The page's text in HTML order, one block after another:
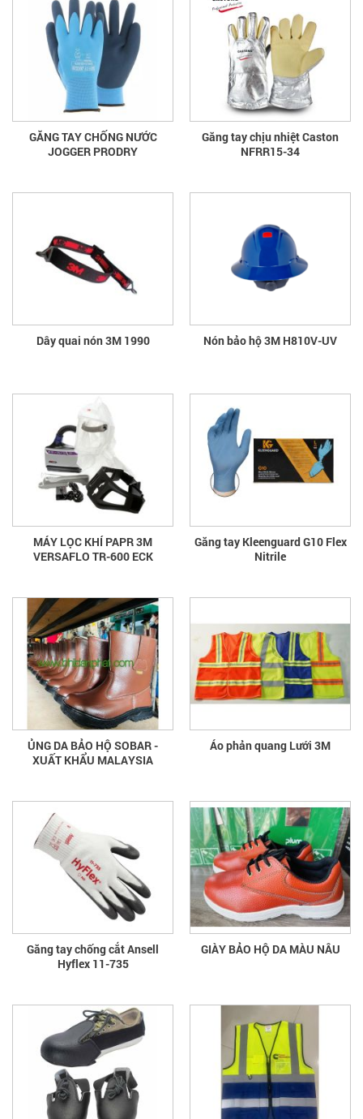
GĂNG TAY CHỐNG NƯỚC
JOGGER PRODRY
Găng tay chịu nhiệt Caston
NFRR15-34
Dây quai nón 3M 1990 Nón bảo hộ 3M H810V-UV
MÁY LỌC KHÍ PAPR 3M
VERSAFLO TR-600 ECK
Găng tay Kleenguard G10 Flex
Nitrile
ỦNG DA BẢO HỘ SOBAR -
XUẤT KHẨU MALAYSIA
Áo phản quang Lưới 3M
Găng tay chống cắt Ansell
Hyflex 11-735
GIÀY BẢO HỘ DA MÀU NÂU